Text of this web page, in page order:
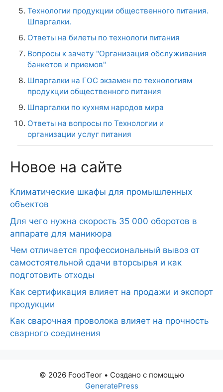
Технологии продукции общественного питания.
Шпаргалки.
Ответы на билеты по технологи питания
Вопросы к зачету "Организация обслуживания
банкетов и приемов"
Шпаргалки на ГОС экзамен по технологиям
продукции общественного питания
Шпаргалки по кухням народов мира
Ответы на вопросы по Технологии и
организации услуг питания
Новое на сайте
Климатические шкафы для промышленных
объектов
Для чего нужна скорость 35 000 оборотов в
аппарате для маникюра
Чем отличается профессиональный вывоз от
самостоятельной сдачи вторсырья и как
подготовить отходы
Как сертификация влияет на продажи и экспорт
продукции
Как сварочная проволока влияет на прочность
сварного соединения
© 2026 FoodTeor• Создано с помощью
GeneratePress